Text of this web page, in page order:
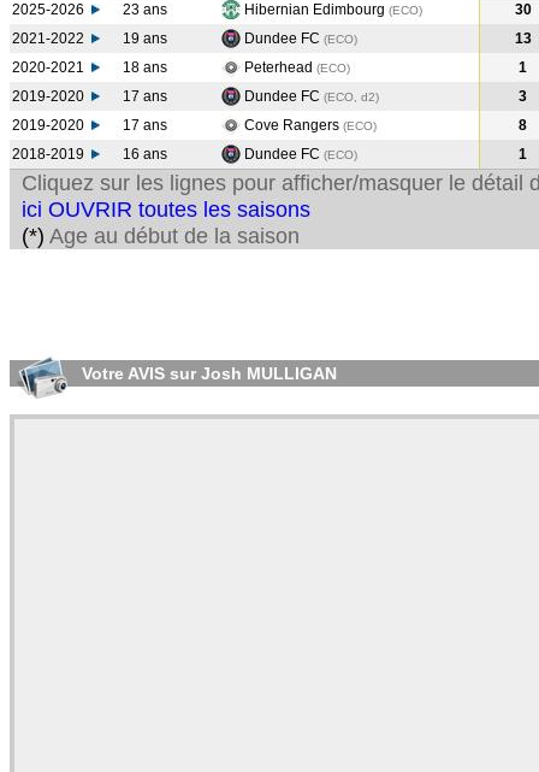
2025-2026 23 ans Hibernian Edimbourg (ECO)
30
2021-2022
19 ans Dundee FC (ECO)
13
2020-2021
18 ans Peterhead (ECO)
1
2019-2020
17 ans Dundee FC (ECO, d2)
3
2019-2020
17 ans Cove Rangers (ECO)
8
2018-2019
16 ans Dundee FC (ECO) 1
Cliquez sur les lignes pour afficher/masquer le détail
ici OUVRIR toutes les saisons
(*) Age au début de la saison
Votre AVIS sur Josh MULLIGAN